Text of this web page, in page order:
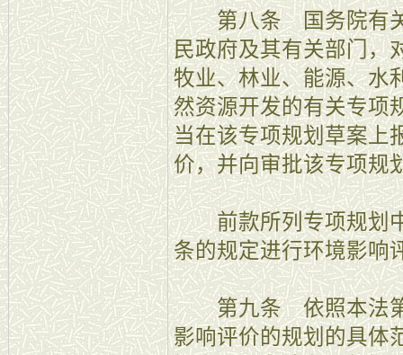
第八条 国务院有关
民政府及其有关部门，
牧业、林业、能源、水
然资源开发的有关专项
当在该专项规划草案上
价，并向审批该专项规
前款所列专项规划中
条的规定进行环境影响
第九条 依照本法第
影响评价的规划的具体